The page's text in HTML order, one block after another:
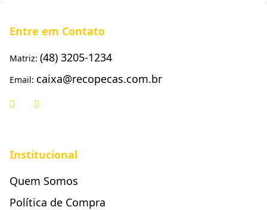
Entre em Contato
Matriz: (48) 3205-1234
Email: caixa@recopecas.com.br
Institucional
Quem Somos
Política de Compra